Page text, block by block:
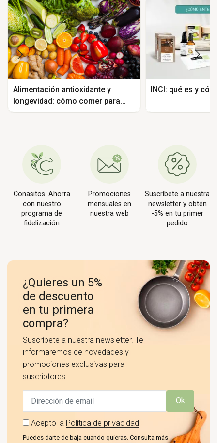
Alimentación antioxidante y
longevidad: cómo comer para
vivir más y mejor
INCI: qué es y
Conasitos. Ahorra
con nuestro
programa de
fidelización
Promociones
mensuales en
nuestra web
Suscríbete a nuestra
newsletter y obtén
-5% en tu primer
pedido
¿Quieres un 5%
de descuento
en tu primera
compra?
Suscríbete a nuestra newsletter. Te
informaremos de novedades y
promociones exclusivas para
suscriptores.
Ok
Acepto la Política de privacidad
Puedes darte de baja cuando quieras. Consulta más